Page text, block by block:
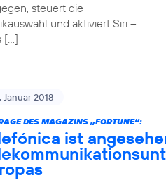
steuert die
und aktiviert Siri –
[…]
Januar 2018
DES MAGAZINS „FORTUNE“:
ist